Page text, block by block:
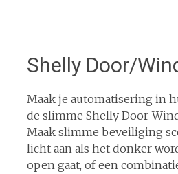
Shelly Door/
Maak je automatisering in
de slimme Shelly Door-
Maak slimme beveiliging
licht aan als het donker
open gaat, of een